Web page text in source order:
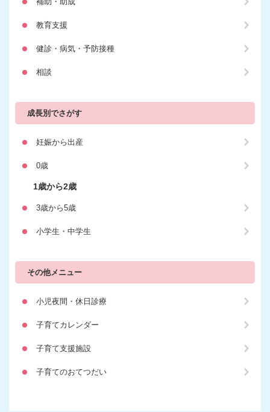
教育支援
健診・病気・予防接種
相談
成長別でさがす
妊娠から出産
0歳
1歳から2歳
3歳から5歳
小学生・中学生
その他メニュー
小児夜間・休日診療
子育てカレンダー
子育て支援施設
子育てのおてつだい